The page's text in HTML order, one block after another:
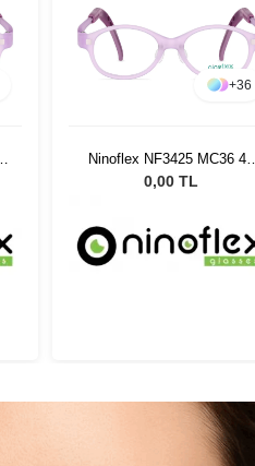
+36
Ninoflex NF3425 MC36 40
14 128
0,00 TL